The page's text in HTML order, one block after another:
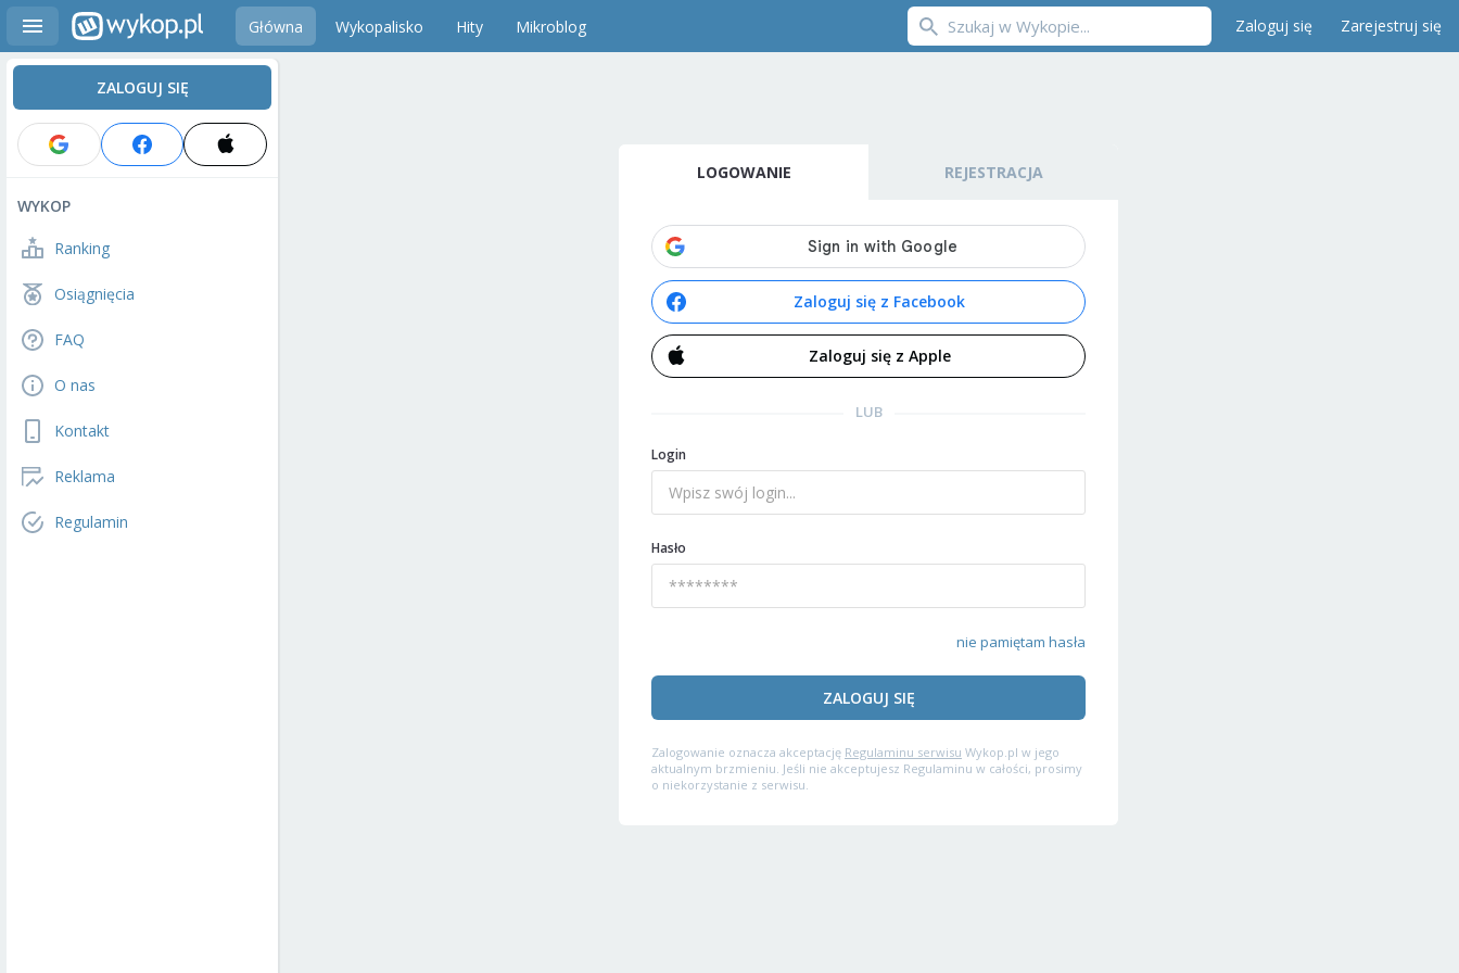
Główna Wykopalisko Hity Mikroblog Zaloguj się Zarejestruj się
ZALOGUJ SIĘ
WYKOP
Ranking
Osiągnięcia
FAQ
O nas
Kontakt
Reklama
Regulamin
LOGOWANIE REJESTRACJA
Zaloguj się z Facebook
Zaloguj się z Apple
LUB
Login
Hasło
nie pamiętam hasła
ZALOGUJ SIĘ
Zalogowanie oznacza akceptację Regulaminu serwisu Wykop.pl w jego
aktualnym brzmieniu. Jeśli nie akceptujesz Regulaminu w całości, prosimy
o niekorzystanie z serwisu.